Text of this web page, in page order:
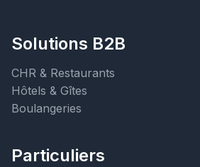
Solutions B2B
CHR & Restaurants
Hôtels & Gîtes
Boulangeries
Particuliers